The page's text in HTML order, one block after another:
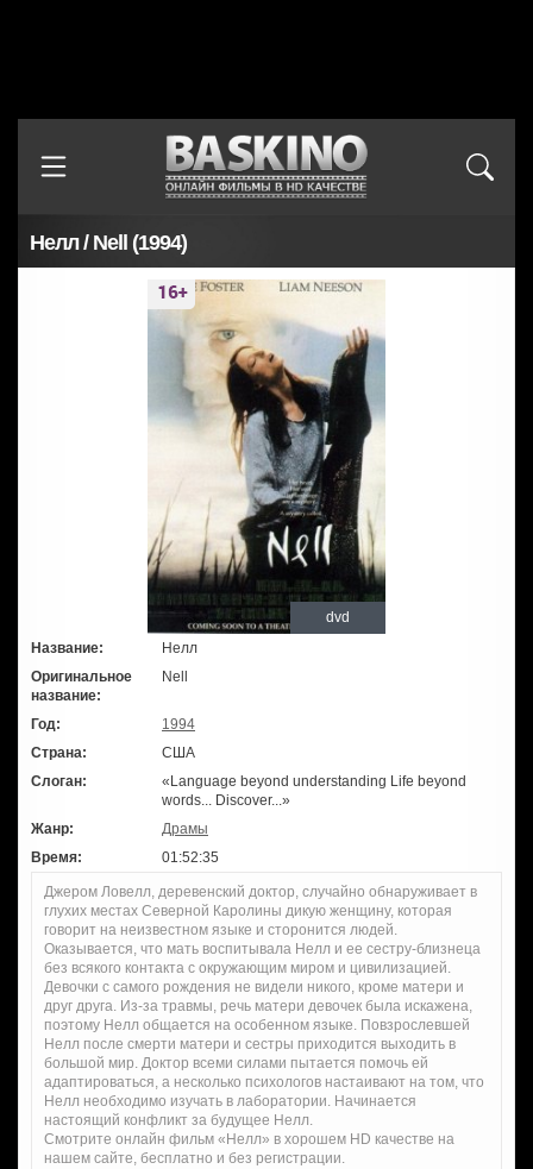
Нелл / Nell (1994)
dvd
Название:
Нелл
Оригинальное
название:
Nell
Год:
1994
Страна:
США
Слоган:
«Language beyond understanding Life beyond
words... Discover...»
Жанр:
Драмы
Время:
01:52:35
Джером Ловелл, деревенский доктор, случайно обнаруживает в
глухих местах Северной Каролины дикую женщину, которая
говорит на неизвестном языке и сторонится людей.
Оказывается, что мать воспитывала Нелл и ее сестру-близнеца
без всякого контакта с окружающим миром и цивилизацией.
Девочки с самого рождения не видели никого, кроме матери и
друг друга. Из-за травмы, речь матери девочек была искажена,
поэтому Нелл общается на особенном языке. Повзрослевшей
Нелл после смерти матери и сестры приходится выходить в
большой мир. Доктор всеми силами пытается помочь ей
адаптироваться, а несколько психологов настаивают на том, что
Нелл необходимо изучать в лаборатории. Начинается
настоящий конфликт за будущее Нелл.
Смотрите онлайн фильм «Нелл» в хорошем HD качестве на
нашем сайте, бесплатно и без регистрации.